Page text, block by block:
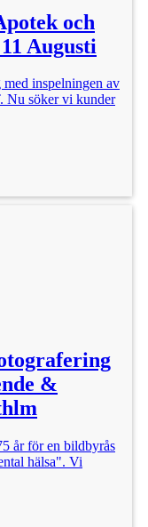
och
Augusti
inspelningen av
Nu söker vi kunder
&
år för en bildbyrås
hälsa". Vi